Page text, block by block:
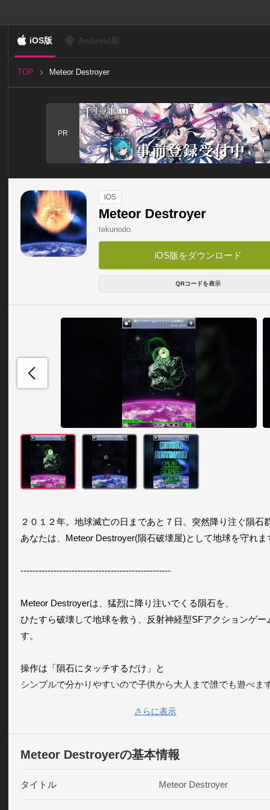
iOS版
TOP Meteor Destroyer
PR
iOS
Meteor Destroyer
tekunodo.
iOS版をダウンロード
QRコードを表示
２０１２年。地球滅亡の日まであと７日。突然降り注ぐ隕石群
あなたは、Meteor Destroyer(隕石破壊屋)として地球を守れま
--------------------------------------------------
Meteor Destroyerは、猛烈に降り注いでくる隕石を、
ひたすら破壊して地球を救う、反射神経型SFアクションゲー
す。
操作は「隕石にタッチするだけ」と
シンプルで分かりやすいので子供から大人まで誰でも遊べます
まずは、ひたすら隕石を壊してください。
地球滅亡までは残り７日間です。ステージごとに隕石の数と
さらに表示
Meteor Destroyerの基本情報
タイトル Meteor Destroyer